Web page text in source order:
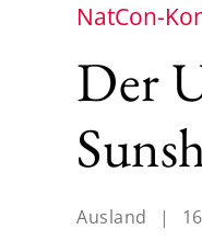
NatCon-
Der
Ausland |